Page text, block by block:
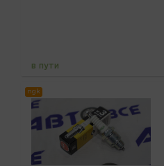
в пути
ngk